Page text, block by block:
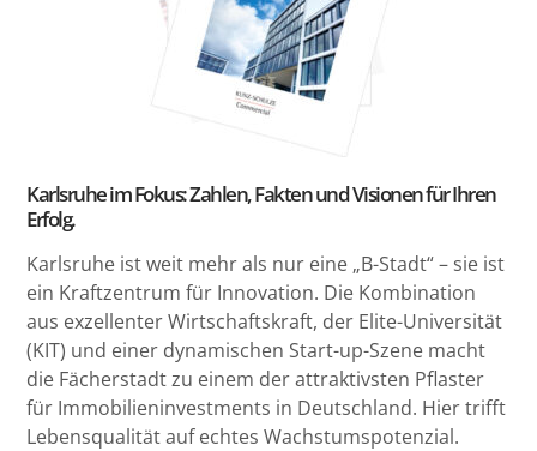
Karlsruhe im Fokus: Zahlen, Fakten und Visionen für Ihren
Erfolg.
Karlsruhe ist weit mehr als nur eine „B-Stadt“ – sie ist
ein Kraftzentrum für Innovation. Die Kombination
aus exzellenter Wirtschaftskraft, der Elite-Universität
(KIT) und einer dynamischen Start-up-Szene macht
die Fächerstadt zu einem der attraktivsten Pflaster
für Immobilieninvestments in Deutschland. Hier trifft
Lebensqualität auf echtes Wachstumspotenzial.